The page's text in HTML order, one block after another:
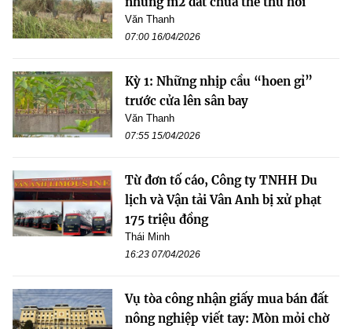
Văn Thanh
07:00 16/04/2026
Kỳ 1: Những nhịp cầu “hoen gỉ”
trước cửa lên sân bay
Văn Thanh
07:55 15/04/2026
Từ đơn tố cáo, Công ty TNHH Du
lịch và Vận tải Vân Anh bị xử phạt
175 triệu đồng
Thái Minh
16:23 07/04/2026
Vụ tòa công nhận giấy mua bán đất
nông nghiệp viết tay: Mòn mỏi chờ